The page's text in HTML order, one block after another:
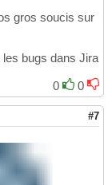
gros soucis sur
bugs dans Jira
0
0
#7